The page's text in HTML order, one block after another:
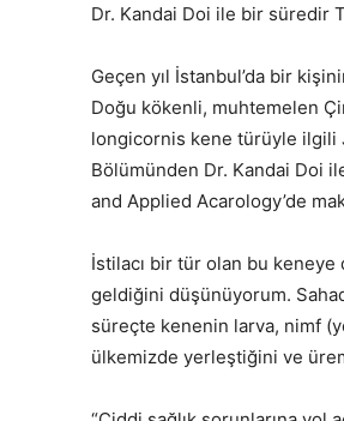
Dr. Kandai Doi ile bir süredir
Geçen yıl İstanbul’da bir
Doğu kökenli, muhtemelen
longicornis kene türüyle ilgili
Bölümünden Dr. Kandai Doi
and Applied Acarology’de
İstilacı bir tür olan bu
geldiğini düşünüyorum.
süreçte kenenin larva, nimf
ülkemizde yerleştiğini ve